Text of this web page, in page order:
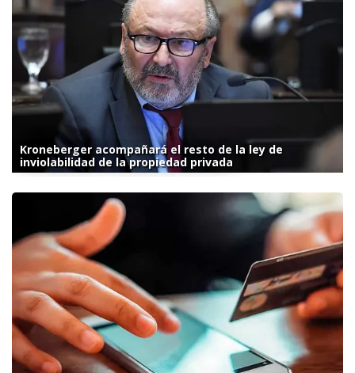
Kroneberger acompañará el resto de la ley de
inviolabilidad de la propiedad privada